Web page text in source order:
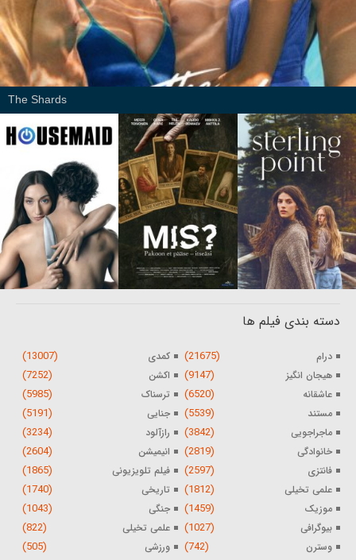
The Shards
دسته بندی فیلم ها
درام (21675) کمدی (13007)
هیجان انگیز (9147) اکشن (7252)
عاشقانه (6520) ترسناک (5985)
مستند (5539) جنایی (5191)
ماجراجویی (3842) رازآلود (3234)
خانوادگی (2819) انیمیشن (2604)
فانتزی (2597) فیلم تلویزیونی (1865)
علمی تخیلی (1812) تاریخی (1740)
موزیک (1459) جنگی (1043)
بیوگرافی (1027) علمی تخیلی (822)
وسترن (742) ورزشی (505)